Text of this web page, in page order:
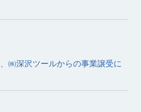
㈱深沢ツールからの事業譲受に